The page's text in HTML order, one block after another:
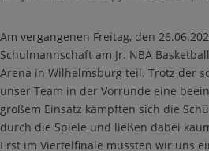
Am vergangenen Freitag, den
Schulmannschaft am Jr. NBA
Arena in Wilhelmsburg teil. Trotz der
unser Team in der Vorrunde eine
großem Einsatz kämpften sich die
durch die Spiele und ließen dabei
Erst im Viertelfinale mussten wir uns